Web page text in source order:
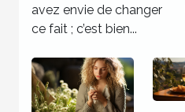
avez envie de changer
ce fait ; c’est bien...